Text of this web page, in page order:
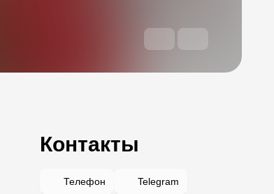
Контакты
Телефон Telegram